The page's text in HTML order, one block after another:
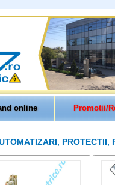
online Promotii/
PROTECTII,